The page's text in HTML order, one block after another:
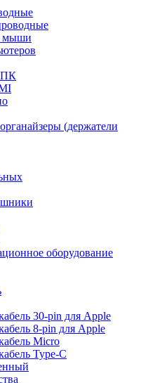
мыши
ПК
(держатели
оборудование
30-pin для Apple
8-pin для Apple
Micro
Type-C